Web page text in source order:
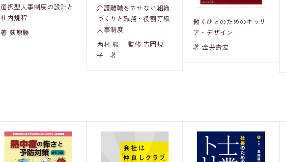
選択型人事制度の設計と
社内規程
著 荻原勝
介護離職をさせない組織
づくりと職務・役割等級
人事制度
西村 聡 監修 吉岡規
子 著
働くひとのためのキャリ
ア・デザイン
著 金井壽宏